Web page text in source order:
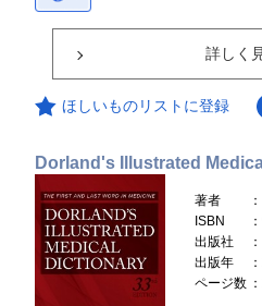
詳しく
ほしいものリストに登録
Dorland's Illustrated
著者
ISBN
出版社
出版年
ページ数